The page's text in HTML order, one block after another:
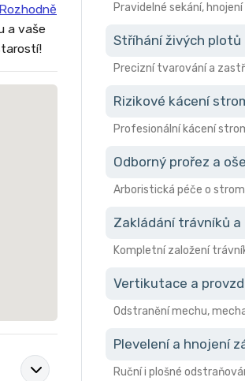
Rozhodně
a vaše
Pravidelné sekání,
Stříhání živých plotů
Precizní tvarování a
Rizikové kácení
Profesionální kácení
Odborný prořez a
Arboristická péče o
Zakládání trávníků a
Kompletní založení
Vertikutace a
Odstranění mechu,
Plevelení a hnojení
Ruční i plošné